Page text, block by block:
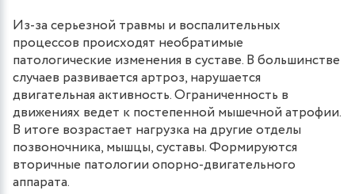
Из-за серьезной травмы и воспалительных
процессов происходят необратимые
патологические изменения в суставе. В большинстве
случаев развивается артроз, нарушается
двигательная активность. Ограниченность в
движениях ведет к постепенной мышечной атрофии.
В итоге возрастает нагрузка на другие отделы
позвоночника, мышцы, суставы. Формируются
вторичные патологии опорно-двигательного
аппарата.